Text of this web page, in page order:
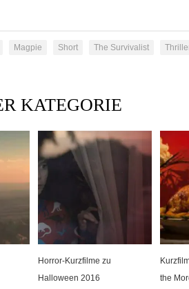
Magpie Short The Survivalist
KATEGORIE
Horror-Kurzfilme zu
Halloween 2016
the